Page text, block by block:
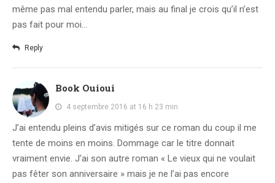
même pas mal entendu parler, mais au final je crois qu’il n’est
pas fait pour moi…
Reply
Book Ouioui
4 septembre 2016 at 16 h 23 min
J’ai entendu pleins d’avis mitigés sur ce roman du coup il me
tente de moins en moins. Dommage car le titre donnait
vraiment envie. J’ai son autre roman « Le vieux qui ne voulait
pas fêter son anniversaire » mais je ne l’ai pas encore